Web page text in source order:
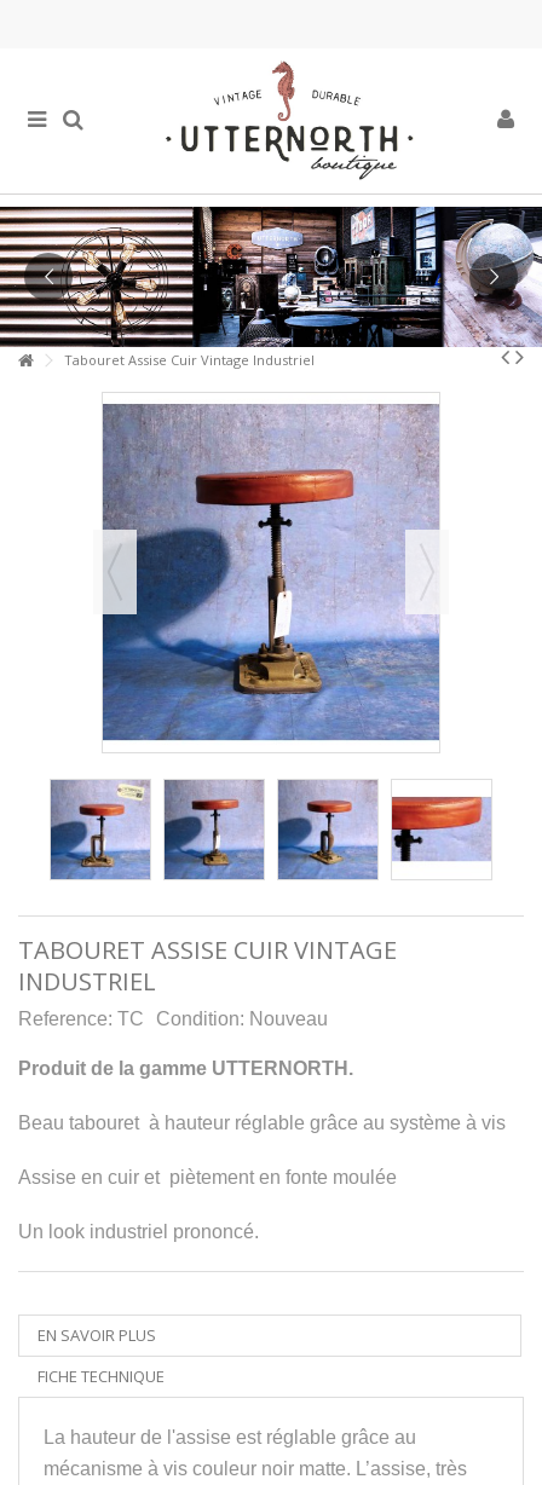
Tabouret Assise Cuir Vintage Industriel
TABOURET ASSISE CUIR VINTAGE
INDUSTRIEL
Reference: TC Condition: Nouveau
Produit de la gamme UTTERNORTH.
Beau tabouret à hauteur réglable grâce au système à vis
Assise en cuir et piètement en fonte moulée
Un look industriel prononcé.
EN SAVOIR PLUS
FICHE TECHNIQUE
La hauteur de l'assise est réglable grâce au
mécanisme à vis couleur noir matte. L’assise, très